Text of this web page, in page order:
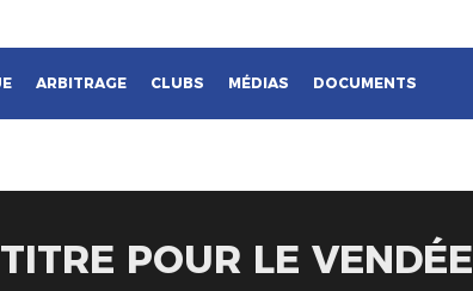
ARBITRAGE CLUBS MÉDIAS DOCUMENTS
POUR LE VENDÉE